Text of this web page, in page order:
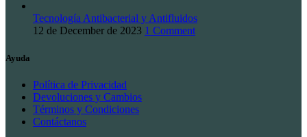
Tecnología Antibacterial y Antifluidos
12 de December de 2023 1 Comment
Ayuda
Política de Privacidad
Devoluciones y Cambios
Términos y Condiciones
Contáctanos